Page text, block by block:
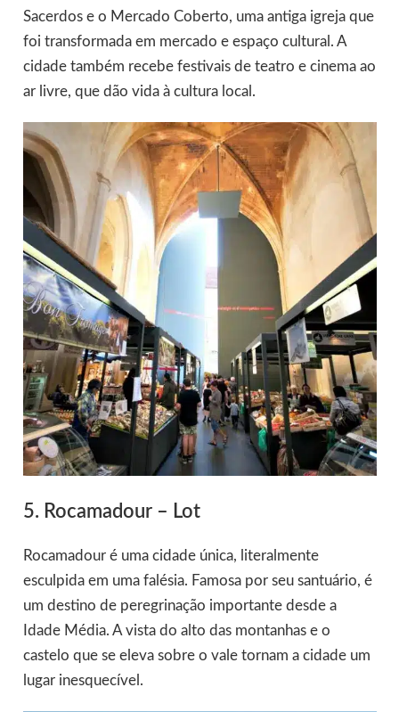
Sacerdos e o Mercado Coberto, uma antiga igreja que
foi transformada em mercado e espaço cultural. A
cidade também recebe festivais de teatro e cinema ao
ar livre, que dão vida à cultura local.
5. Rocamadour – Lot
Rocamadour é uma cidade única, literalmente
esculpida em uma falésia. Famosa por seu santuário, é
um destino de peregrinação importante desde a
Idade Média. A vista do alto das montanhas e o
castelo que se eleva sobre o vale tornam a cidade um
lugar inesquecível.